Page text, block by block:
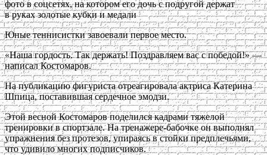
фото в соцсетях, на котором его дочь с подругой держат
в руках золотые кубки и медали
Юные теннисистки завоевали первое место.
«Наша гордость. Так держать! Поздравляем вас с победой!» —
написал Костомаров.
На публикацию фигуриста отреагировала актриса Катерина
Шпица, поставившая сердечное эмодзи.
Этой весной Костомаров поделился кадрами тяжелой
тренировки в спортзале. На тренажере-бабочке он выполнял
упражнения без протезов, упираясь в стойки предплечьями,
что удивило многих подписчиков.